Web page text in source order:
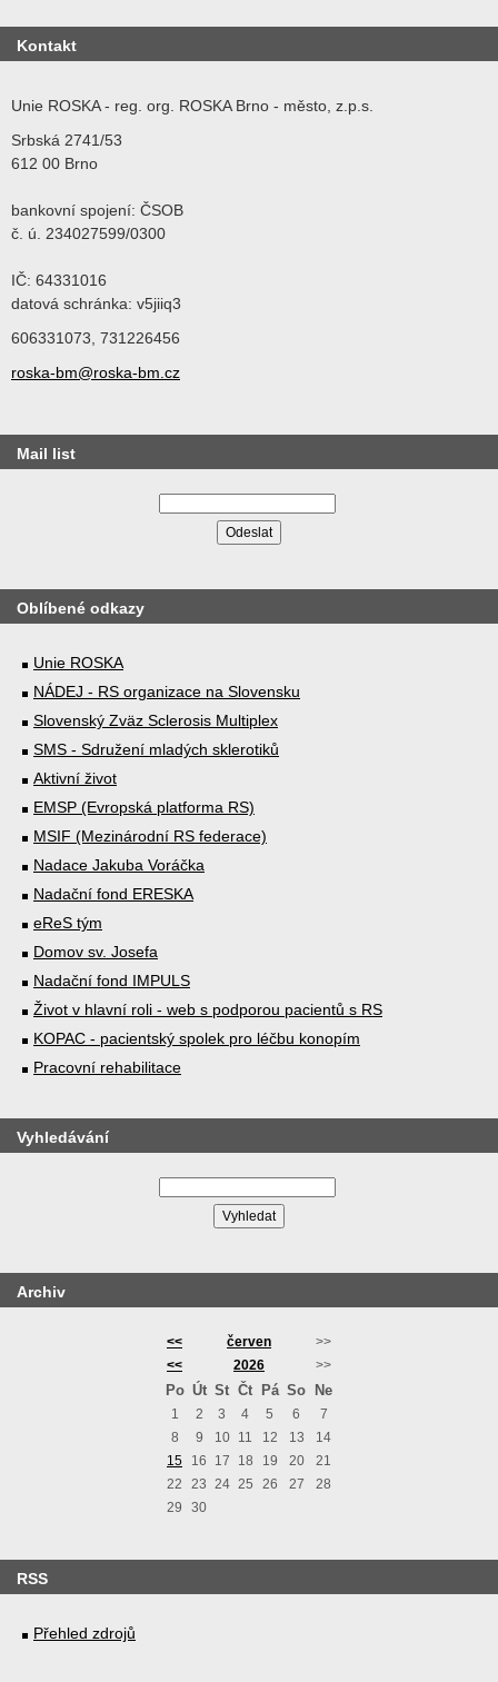
Kontakt
Unie ROSKA - reg. org. ROSKA Brno - město, z.p.s.
Srbská 2741/53
612 00 Brno
bankovní spojení: ČSOB
č. ú. 234027599/0300
IČ: 64331016
datová schránka: v5jiiq3
606331073, 731226456
roska-bm@roska-bm.cz
Mail list
Oblíbené odkazy
Unie ROSKA
NÁDEJ - RS organizace na Slovensku
Slovenský Zväz Sclerosis Multiplex
SMS - Sdružení mladých sklerotiků
Aktivní život
EMSP (Evropská platforma RS)
MSIF (Mezinárodní RS federace)
Nadace Jakuba Voráčka
Nadační fond ERESKA
eReS tým
Domov sv. Josefa
Nadační fond IMPULS
Život v hlavní roli - web s podporou pacientů s RS
KOPAC - pacientský spolek pro léčbu konopím
Pracovní rehabilitace
Vyhledávání
Archiv
<< červen
>>
<<
2026 >>
Po Út St Čt Pá So Ne
1 2 3 4 5 6
7
8
9 10 11 12 13
14
15
16 17 18 19 20
21
22
23 24 25 26 27
28
29
30
RSS
Přehled zdrojů